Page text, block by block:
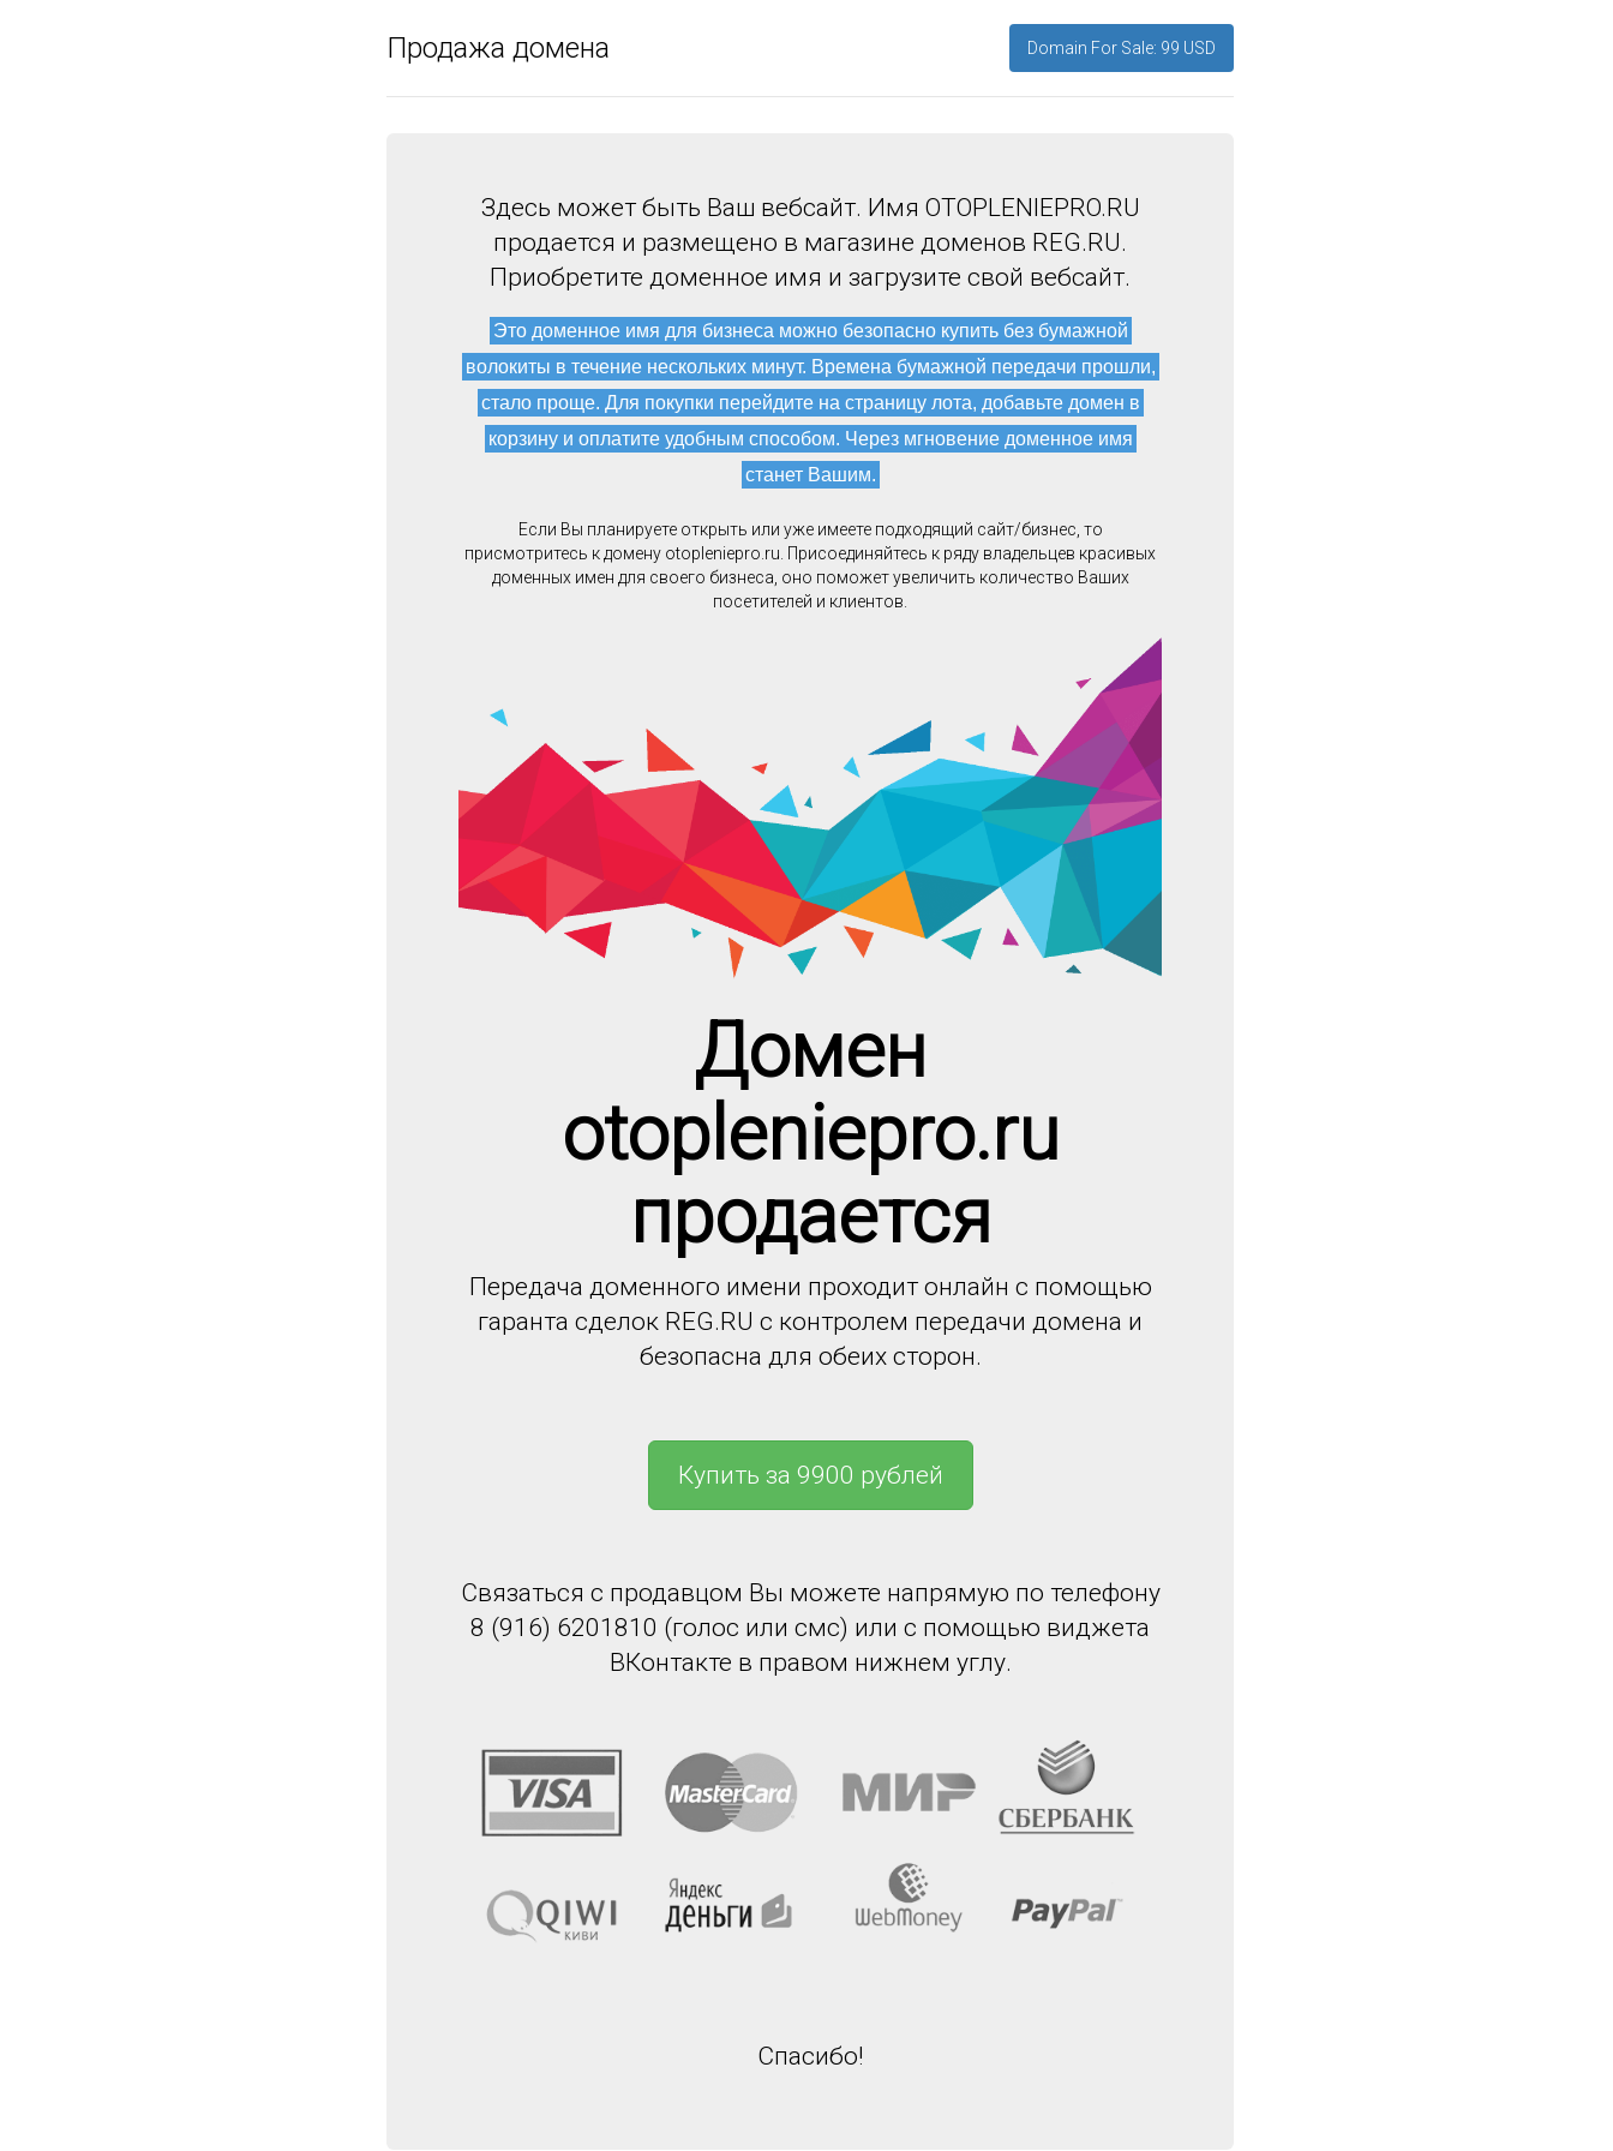
Domain For Sale: 99 USD
Продажа домена
Здесь может быть Ваш вебсайт. Имя OTOPLENIEPRO.RU
продается и размещено в магазине доменов REG.RU.
Приобретите доменное имя и загрузите свой вебсайт.
Это доменное имя для бизнеса можно безопасно купить без бумажной
волокиты в течение нескольких минут. Времена бумажной передачи прошли,
стало проще. Для покупки перейдите на страницу лота, добавьте домен в
корзину и оплатите удобным способом. Через мгновение доменное имя
станет Вашим.
Если Вы планируете открыть или уже имеете подходящий сайт/бизнес, то
присмотритесь к домену otopleniepro.ru. Присоединяйтесь к ряду владельцев красивых
доменных имен для своего бизнеса, оно поможет увеличить количество Ваших
посетителей и клиентов.
Домен
otopleniepro.ru
продается
Передача доменного имени проходит онлайн с помощью
гаранта сделок REG.RU с контролем передачи домена и
безопасна для обеих сторон.
Купить за 9900 рублей
Связаться с продавцом Вы можете напрямую по телефону
8 (916) 6201810 (голос или смс) или с помощью виджета
ВКонтакте в правом нижнем углу.
Спасибо!